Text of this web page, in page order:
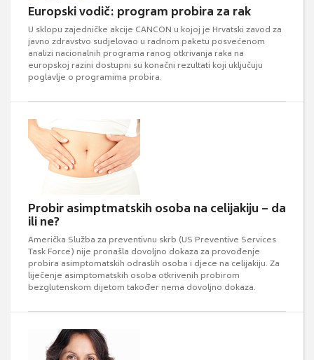
Europski vodič: program probira za rak
U sklopu zajedničke akcije CANCON u kojoj je Hrvatski zavod za
javno zdravstvo sudjelovao u radnom paketu posvećenom
analizi nacionalnih programa ranog otkrivanja raka na
europskoj razini dostupni su konačni rezultati koji uključuju
poglavlje o programima probira.
Probir asimptmatskih osoba na celijakiju – da
ili ne?
Američka Služba za preventivnu skrb (US Preventive Services
Task Force) nije pronašla dovoljno dokaza za provođenje
probira asimptomatskih odraslih osoba i djece na celijakiju. Za
liječenje asimptomatskih osoba otkrivenih probirom
bezglutenskom dijetom također nema dovoljno dokaza.